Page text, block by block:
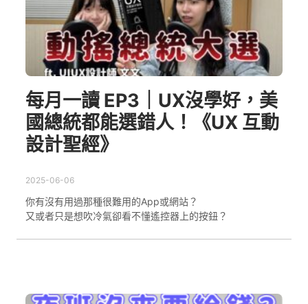
每月一讀 EP3｜UX沒學好，美
國總統都能選錯人！《UX 互動
設計聖經》
2025-06-06
你有沒有用過那種很難用的App或網站？
又或者只是想吹冷氣卻看不懂遙控器上的按鈕？